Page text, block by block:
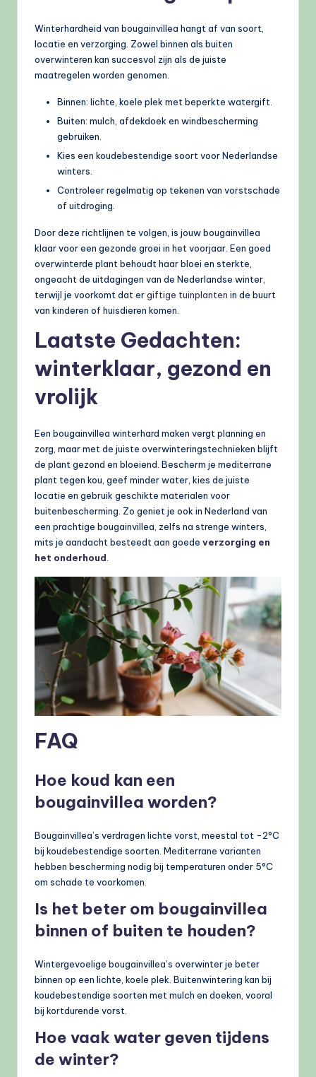
Winterhardheid van bougainvillea hangt af van soort,
locatie en verzorging. Zowel binnen als buiten
overwinteren kan succesvol zijn als de juiste
maatregelen worden genomen.
Binnen: lichte, koele plek met beperkte watergift.
Buiten: mulch, afdekdoek en windbescherming
gebruiken.
Kies een koudebestendige soort voor Nederlandse
winters.
Controleer regelmatig op tekenen van vorstschade
of uitdroging.
Door deze richtlijnen te volgen, is jouw bougainvillea
klaar voor een gezonde groei in het voorjaar. Een goed
overwinterde plant behoudt haar bloei en sterkte,
ongeacht de uitdagingen van de Nederlandse winter,
terwijl je voorkomt dat ergiftige tuinplanten in de buurt
van kinderen of huisdieren komen.
Laatste Gedachten:
winterklaar, gezond en
vrolijk
Een bougainvillea winterhard maken vergt planning en
zorg, maar met de juiste overwinteringstechnieken blijft
de plant gezond en bloeiend. Bescherm je mediterrane
plant tegen kou, geef minder water, kies de juiste
locatie en gebruik geschikte materialen voor
buitenbescherming. Zo geniet je ook in Nederland van
een prachtige bougainvillea, zelfs na strenge winters,
mits je aandacht besteedt aan goede verzorging en
het onderhoud.
FAQ
Hoe koud kan een
bougainvillea worden?
Bougainvillea’s verdragen lichte vorst, meestal tot -2°C
bij koudebestendige soorten. Mediterrane varianten
hebben bescherming nodig bij temperaturen onder 5°C
om schade te voorkomen.
Is het beter om bougainvillea
binnen of buiten te houden?
Wintergevoelige bougainvillea’s overwinter je beter
binnen op een lichte, koele plek. Buitenwintering kan bij
koudebestendige soorten met mulch en doeken, vooral
bij kortdurende vorst.
Hoe vaak water geven tijdens
de winter?